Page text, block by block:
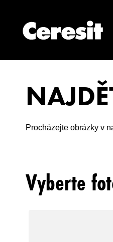
Procházejte obrázky v
Vyberte